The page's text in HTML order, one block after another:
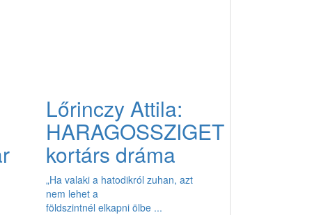
Lőrinczy Attila:
HARAGOSSZIGET
kortárs dráma
„Ha valaki a hatodikról zuhan, azt
nem lehet a
földszintnél elkapni ölbe ...